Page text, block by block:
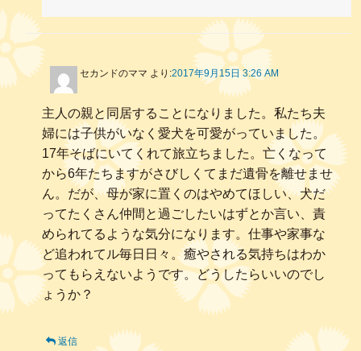
セカンドのママ より:2017年9月15日 3:26 AM
主人の親と同居することになりました。私たち夫
婦には子供がいなく愛犬を可愛がっていました。
17年そばにいてくれて旅立ちました。亡くなって
から6年たちますがさびしくてまだ遺骨を離せませ
ん。だが、母が家に置くのはやめてほしい、犬だ
ってたくさん仲間と過ごしたいはずとか言い、責
められてるような気分になります。仕事や家事な
ど追われてル毎日日々。癒やされる気持ちはわか
ってもらえないようです。どうしたらいいのでし
ょうか？
返信